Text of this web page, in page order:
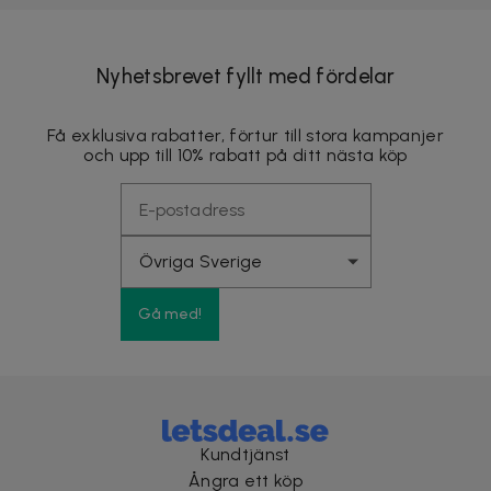
Nyhetsbrevet fyllt med fördelar
Få exklusiva rabatter, förtur till stora kampanjer
och upp till 10% rabatt på ditt nästa köp
Gå med!
Kundtjänst
Ångra ett köp